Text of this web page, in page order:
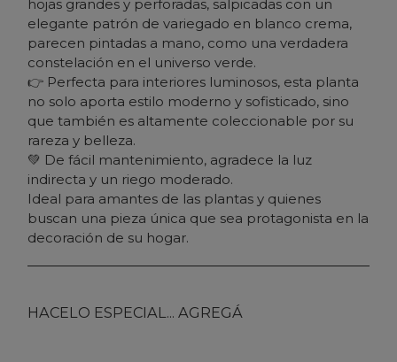
hojas grandes y perforadas, salpicadas con un
elegante patrón de variegado en blanco crema,
parecen pintadas a mano, como una verdadera
constelación en el universo verde.
👉 Perfecta para interiores luminosos, esta planta
no solo aporta estilo moderno y sofisticado, sino
que también es altamente coleccionable por su
rareza y belleza.
💚 De fácil mantenimiento, agradece la luz
indirecta y un riego moderado.
Ideal para amantes de las plantas y quienes
buscan una pieza única que sea protagonista en la
decoración de su hogar.
HACELO ESPECIAL... AGREGÁ